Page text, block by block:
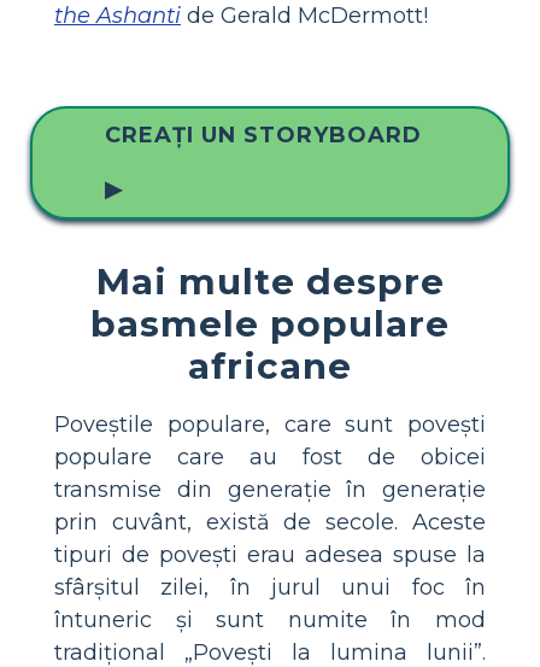
the Ashanti de Gerald McDermott!
CREAȚI UN STORYBOARD
▶
Mai multe despre
basmele populare
africane
Poveștile populare, care sunt povești
populare care au fost de obicei
transmise din generație în generație
prin cuvânt, există de secole. Aceste
tipuri de povești erau adesea spuse la
sfârșitul zilei, în jurul unui foc în
întuneric și sunt numite în mod
tradițional „Povești la lumina lunii”.